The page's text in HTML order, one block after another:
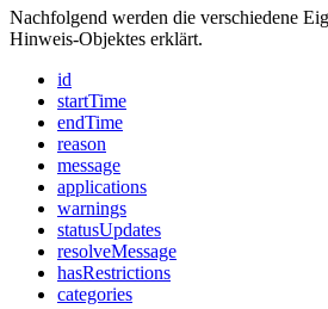
Nachfolgend werden die verschiedene
Hinweis-Objektes erklärt.
id
startTime
endTime
reason
message
applications
warnings
statusUpdates
resolveMessage
hasRestrictions
categories